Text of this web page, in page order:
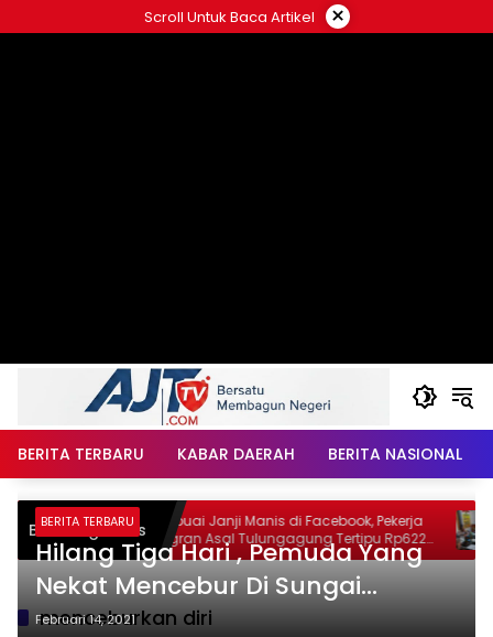
ke
Scroll Untuk Baca Artikel ×
BERITA TERBARU KABAR DAERAH BERITA NASIONAL
Breaking News
yang
Terbuai Janji Manis di Facebook, Pekerja
Migran Asal Tulungagung Tertipu Rp622
Juta
menceburkan diri
BERITA TERBARU
Hilang Tiga Hari , Pemuda Yang
Nekat Mencebur Di Sungai
Brantas Ditemukan
Februari 14, 2021